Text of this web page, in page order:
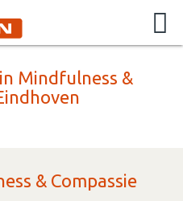
Mindfulness &
& Compassie